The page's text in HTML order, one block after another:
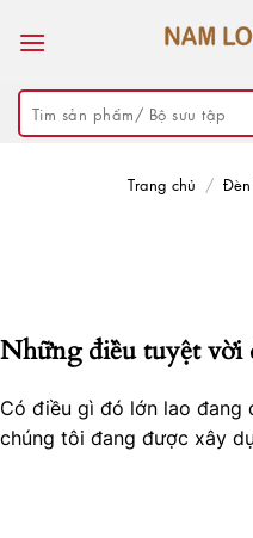
Tìm
kiếm:
Trang chủ /
Những điều tuyệt vời
Có điều gì đó lớn lao đang
chúng tôi đang được xây